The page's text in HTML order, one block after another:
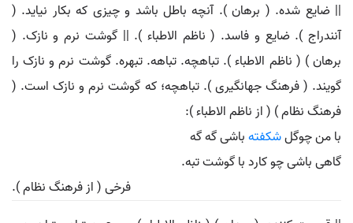
|| ضایع شده. ( برهان ). آنچه باطل باشد و چیزی که بکار نیاید. (
آنندراج ). ضایع و فاسد. ( ناظم الاطباء ). || گوشت نرم و نازک. (
برهان ) ( ناظم الاطباء ). تباهچه. تباهه. تبهره. گوشت نرم و نازک را
گویند. ( فرهنگ جهانگیری ). تباهچه؛ که گوشت نرم و نازک است. (
فرهنگ نظام ) ( از ناظم الاطباء ):
با من چوگلشکفتهباشی گه گه
گاهی باشی چو کارد با گوشت تبه.
فرخی ( از فرهنگ نظام ).